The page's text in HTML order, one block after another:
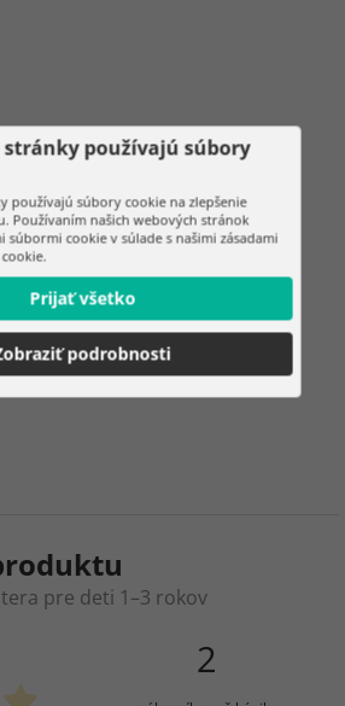
kg
pre deti 1–3 rokov
2
stránky používajú súbory
používajú súbory cookie na zlepšenie
Používaním našich webových stránok
súbormi cookie v súlade s našimi zásadami
Prijať všetko
podrobnosti